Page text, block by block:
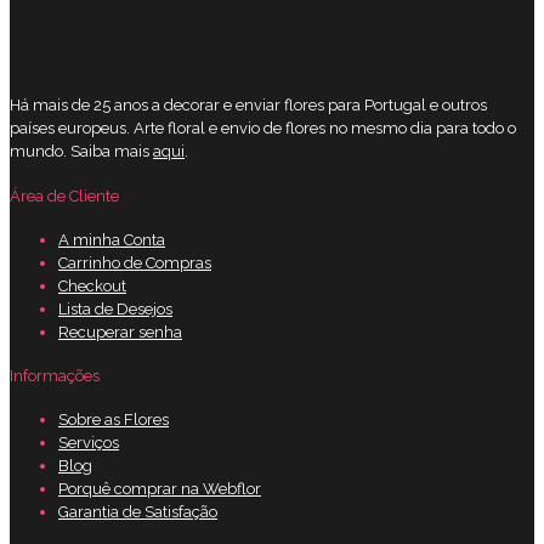
Há mais de 25 anos a decorar e enviar flores para Portugal e outros
países europeus. Arte floral e envio de flores no mesmo dia para todo o
mundo. Saiba mais aqui.
Área de Cliente
A minha Conta
Carrinho de Compras
Checkout
Lista de Desejos
Recuperar senha
Informações
Sobre as Flores
Serviços
Blog
Porquê comprar na Webflor
Garantia de Satisfação